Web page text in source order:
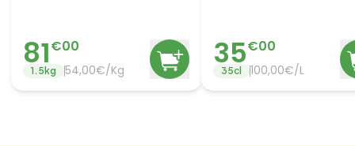
81€00
1.5kg 54,00€/Kg 35€00
35cl 100,00€/L